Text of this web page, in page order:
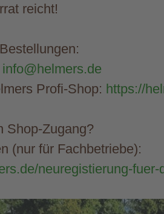
reicht!
info@helmers.de
Profi-Shop: https://
Shop-Zugang?
(nur für Fachbetriebe):
neuregistierung-